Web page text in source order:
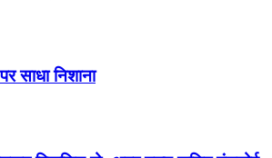
साधा निशाना